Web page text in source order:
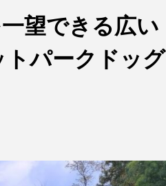
望できる広い
パークドッグ